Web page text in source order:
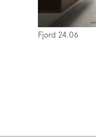
Fjord 24.06